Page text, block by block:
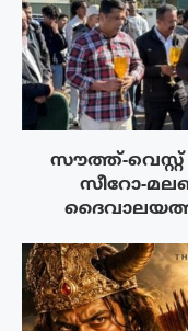
സൗത്ത്-
സീറോ-